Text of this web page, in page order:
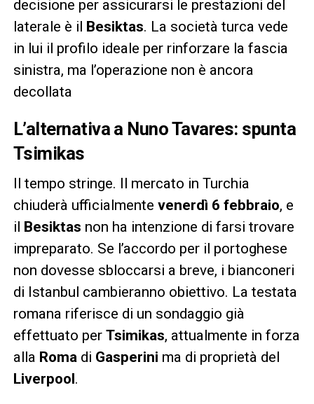
decisione per assicurarsi le prestazioni del
laterale è il Besiktas. La società turca vede
in lui il profilo ideale per rinforzare la fascia
sinistra, ma l’operazione non è ancora
decollata
L’alternativa a Nuno Tavares: spunta
Tsimikas
Il tempo stringe. Il mercato in Turchia
chiuderà ufficialmente venerdì 6 febbraio, e
il Besiktas non ha intenzione di farsi trovare
impreparato. Se l’accordo per il portoghese
non dovesse sbloccarsi a breve, i bianconeri
di Istanbul cambieranno obiettivo. La testata
romana riferisce di un sondaggio già
effettuato per Tsimikas, attualmente in forza
alla Romadi Gasperini ma di proprietà del
Liverpool.